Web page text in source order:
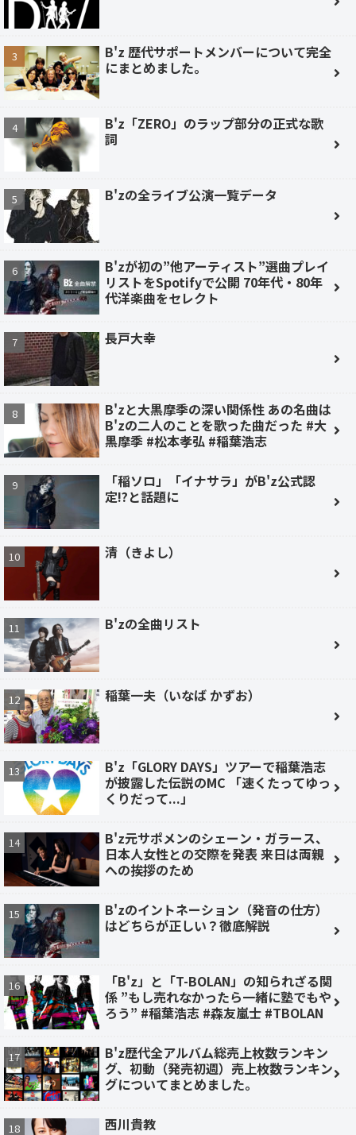
B'z 歴代サポートメンバーについて完全
にまとめました。
B'z「ZERO」のラップ部分の正式な歌
詞
B'zの全ライブ公演一覧データ
B'zが初の”他アーティスト”選曲プレイ
リストをSpotifyで公開 70年代・80年
代洋楽曲をセレクト
長戸大幸
B'zと大黒摩季の深い関係性 あの名曲は
B'zの二人のことを歌った曲だった #大
黒摩季 #松本孝弘 #稲葉浩志
「稲ソロ」「イナサラ」がB'z公式認
定!?と話題に
清（きよし）
B'zの全曲リスト
稲葉一夫（いなば かずお）
B'z「GLORY DAYS」ツアーで稲葉浩志
が披露した伝説のMC 「速くたってゆっ
くりだって...」
B'z元サポメンのシェーン・ガラース、
日本人女性との交際を発表 来日は両親
への挨拶のため
B'zのイントネーション（発音の仕方）
はどちらが正しい？徹底解説
「B'z」と「T-BOLAN」の知られざる関
係 ”もし売れなかったら一緒に塾でもや
ろう” #稲葉浩志 #森友嵐士 #TBOLAN
B'z歴代全アルバム総売上枚数ランキン
グ、初動（発売初週）売上枚数ランキン
グについてまとめました。
西川貴教